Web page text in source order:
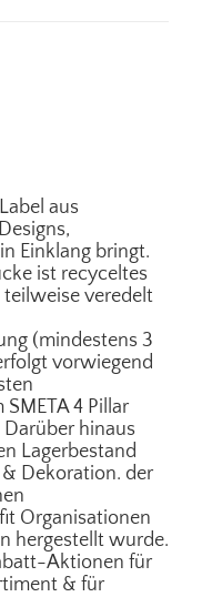
aus
Einklang bringt.
ist recyceltes
teilweise veredelt
(mindestens 3
vorwiegend
4 Pillar
hinaus
Lagerbestand
& Dekoration. der
Organisationen
hergestellt wurde.
Aktionen für
& für